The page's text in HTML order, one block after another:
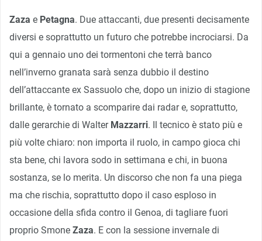
Zaza e Petagna. Due attaccanti, due presenti decisamente
diversi e soprattutto un futuro che potrebbe incrociarsi. Da
qui a gennaio uno dei tormentoni che terrà banco
nell’inverno granata sarà senza dubbio il destino
dell’attaccante ex Sassuolo che, dopo un inizio di stagione
brillante, è tornato a scomparire dai radar e, soprattutto,
dalle gerarchie di Walter Mazzarri. Il tecnico è stato più e
più volte chiaro: non importa il ruolo, in campo gioca chi
sta bene, chi lavora sodo in settimana e chi, in buona
sostanza, se lo merita. Un discorso che non fa una piega
ma che rischia, soprattutto dopo il caso esploso in
occasione della sfida contro il Genoa, di tagliare fuori
proprio Smone Zaza. E con la sessione invernale di